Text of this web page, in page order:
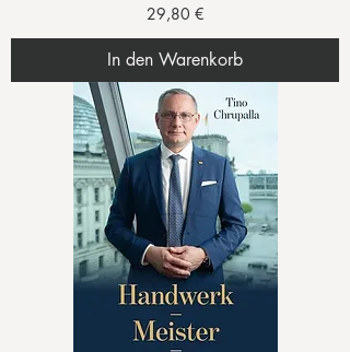
Preis
29,80 €
In den Warenkorb